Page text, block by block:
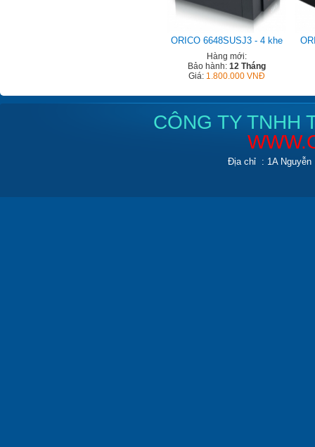
ORICO 6648SUSJ3 - 4 khe
Hàng mới:
Bảo hành: 12 Tháng
Giá: 1.800.000 VNĐ
CÔNG TY TNHH
Địa chỉ : 1A